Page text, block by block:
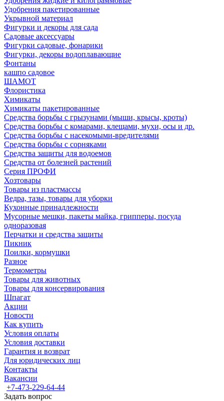
Удобрения пакетированные
Укрывной материал
Фигурки и декоры для сада
Садовые аксессуары
Фигурки садовые, фонарики
Фигурки, декоры водоплавающие
Фонтаны
кашпо садовое
ШАМОТ
Флористика
Химикаты
Химикаты пакетированные
Средства борьбы с грызунами (мыши, крысы, кроты)
Средства борьбы с комарами, клещами, мухи, осы и др.
Средства борьбы с насекомыми-вредителями
Средства борьбы с сорняками
Средства защиты для водоемов
Средства от болезней растений
Серия ПРОФИ
Хозтовары
Товары из пластмассы
Ведра, тазы, товары для уборки
Кухонные принадлежности
Мусорные мешки, пакеты майка, грипперы, посуда
одноразовая
Перчатки и средства защиты
Пикник
Поилки, кормушки
Разное
Термометры
Товары для животных
Товары для консервирования
Шпагат
Акции
Новости
Как купить
Условия оплаты
Условия доставки
Гарантия и возврат
Для юридических лиц
Контакты
Вакансии
+7-473-229-64-44
Задать вопрос